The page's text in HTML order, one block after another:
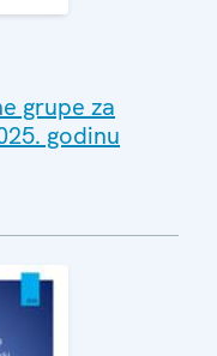
grupe za
godinu